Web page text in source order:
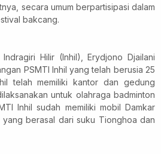
secara umum berpartisipasi dalam
bakcang.
Hilir (Inhil), Erydjono Djailani
PSMTI Inhil yang telah berusia 25
telah memiliki kantor dan gedung
untuk olahraga badminton
Inhil sudah memiliki mobil Damkar
berasal dari suku Tionghoa dan